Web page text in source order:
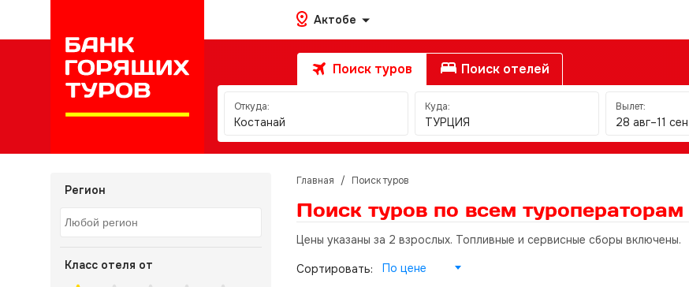
Актобе
Поиск туров Поиск отелей
Откуда:
Костанай
Куда:
ТУРЦИЯ
Вылет:
28 авг–11 сен
Регион
Класс отеля от
Главная / Поиск туров
Поиск туров по всем туроператорам
Цены указаны за 2 взрослых. Топливные и сервисные сборы включены.
Сортировать: По цене